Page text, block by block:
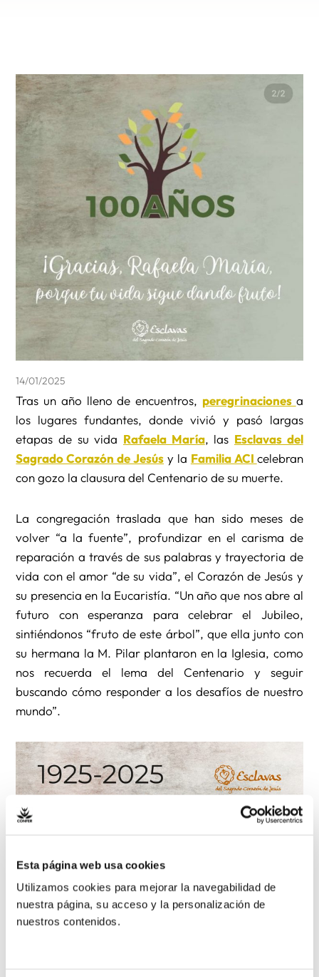
Esta página web usa cookies
Utilizamos cookies para mejorar la navegabilidad de
nuestra página, su acceso y la personalización de
nuestros contenidos.
14/01/2025
Tras un año lleno de encuentros, peregrinaciones a
los lugares fundantes, donde vivió y pasó largas
etapas de su vida Rafaela María, las Esclavas del
Sagrado Corazón de Jesús y la Familia ACI celebran
con gozo la clausura del Centenario de su muerte.
La congregación traslada que han sido meses de
volver “a la fuente”, profundizar en el carisma de
reparación a través de sus palabras y trayectoria de
vida con el amor “de su vida”, el Corazón de Jesús y
su presencia en la Eucaristía. “Un año que nos abre al
futuro con esperanza para celebrar el Jubileo,
sintiéndonos “fruto de este árbol”, que ella junto con
su hermana la M. Pilar plantaron en la Iglesia, como
nos recuerda el lema del Centenario y seguir
buscando cómo responder a los desafíos de nuestro
mundo”.